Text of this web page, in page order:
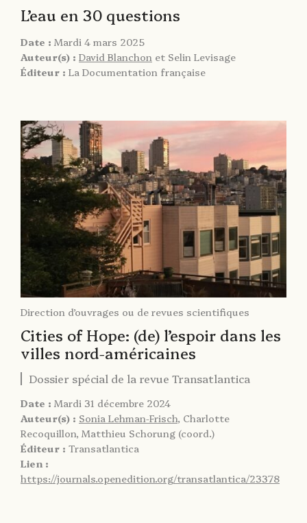
L’eau en 30 questions
Date : Mardi 4 mars 2025
Auteur(s) : David Blanchon et Selin Levisage
Éditeur : La Documentation française
Direction d’ouvrages ou de revues scientifiques
Cities of Hope: (de) l’espoir dans les
villes nord-américaines
Dossier spécial de la revue Transatlantica
Date : Mardi 31 décembre 2024
Auteur(s) : Sonia Lehman-Frisch, Charlotte
Recoquillon, Matthieu Schorung (coord.)
Éditeur : Transatlantica
Lien :
https://journals.openedition.org/transatlantica/23378